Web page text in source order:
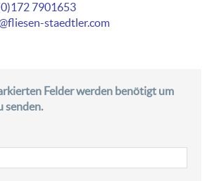
7901653
staedtler.com
Felder werden benötigt um
senden.